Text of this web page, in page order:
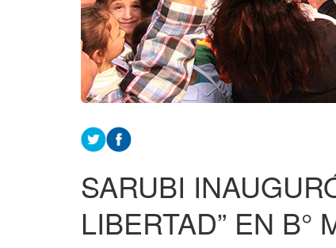
SARUBI
LIBERTAD” EN B°